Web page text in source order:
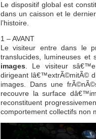
Le dispositif global est
dans un caisson et le
l’histoire.
1 – AVANT
Le visiteur entre dans le
translucides, lumineuses
images . Le visiteur
dirigeant lâ€™extrÃ©mitÃ©
images. Dans une
recouvre la surface
reconstituent
comportement collectifs non